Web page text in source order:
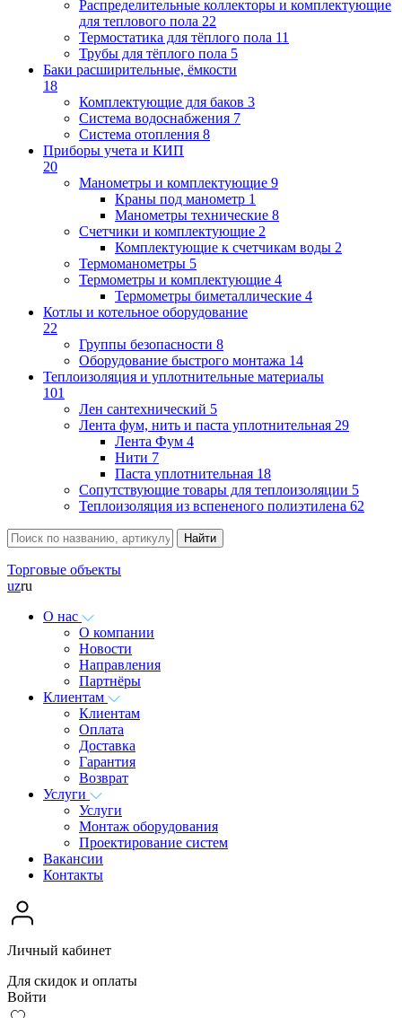
Распределительные коллекторы и комплектующие
для теплового пола 22
Термостатика для тёплого пола 11
Трубы для тёплого пола 5
Баки расширительные, ёмкости
18
Комплектующие для баков 3
Система водоснабжения 7
Система отопления 8
Приборы учета и КИП
20
Манометры и комплектующие 9
Краны под манометр 1
Манометры технические 8
Счетчики и комплектующие 2
Комплектующие к счетчикам воды 2
Термоманометры 5
Термометры и комплектующие 4
Термометры биметаллические 4
Котлы и котельное оборудование
22
Группы безопасности 8
Оборудование быстрого монтажа 14
Теплоизоляция и уплотнительные материалы
101
Лен сантехнический 5
Лента фум, нить и паста уплотнительная 29
Лента Фум 4
Нити 7
Паста уплотнительная 18
Сопутствующие товары для теплоизоляции 5
Теплоизоляция из вспененого полиэтилена 62
Торговые объекты
uzru
О нас
О компании
Новости
Направления
Партнёры
Клиентам
Клиентам
Оплата
Доставка
Гарантия
Возврат
Услуги
Услуги
Монтаж оборудования
Проектирование систем
Вакансии
Контакты
Личный кабинет
Для скидок и оплаты
Войти